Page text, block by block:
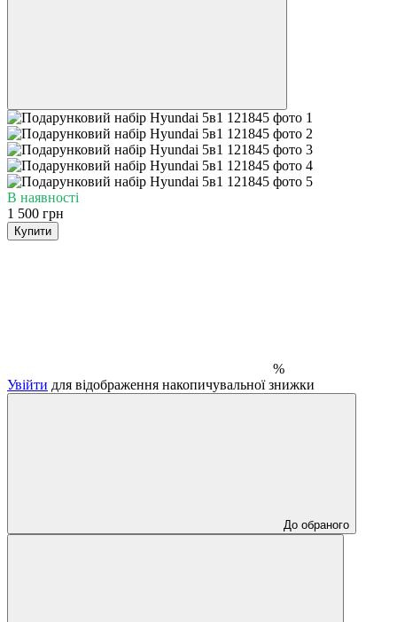
В наявності
1 500 грн
Купити
%
Увійти для відображення накопичувальної знижки
До обраного